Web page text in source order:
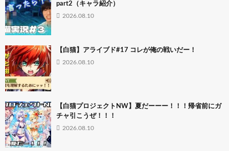
part2（キャラ紹介）
2026.08.10
【白猫】アライブド#17 コレが俺の戦いだー！
2026.08.10
【白猫プロジェクトNW】夏だーーー！！！帰省前にガ
チャ引こうぜ！！！
2026.08.10